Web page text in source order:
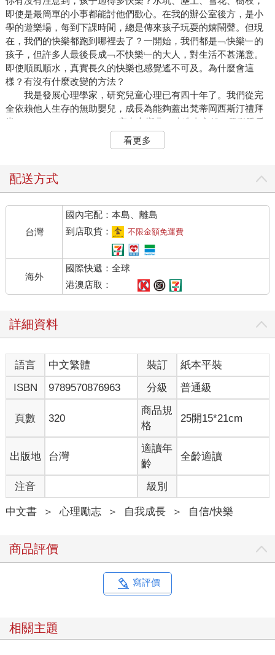
即使是最簡單的小事都能討他們歡心。在我的辦公室後方，是小
學的遊樂場，每到下課時間，總是傳來孩子玩耍的嬉鬧聲。但現
在，我們的快樂都跑到哪裡去了？一開始，我們都是﹁快樂﹂的
孩子，但許多人最後長成﹁不快樂﹂的大人，對生活不甚滿意。
即使順風順水，真實長久的快樂也感覺遙不可及。為什麼會這
樣？有沒有什麼改變的方法？
我是發展心理學家，研究兒童心理已有四十年了。我們從完
全依賴他人生存的無助嬰兒，成長為能夠蓋出梵蒂岡西斯汀禮拜
堂（The Sistine Chapel）、寫出交響曲、建造太空船、發動戰爭
的大人，這段過程令我非常著迷。我終生投入研究與教學工作，
啟發學生成為下一代科學家，這在我職涯大多數時光給了我很大
愈不快樂，他們對自己的學業表現也愈來愈焦慮，而且因為過度
妙的研究發現不那麼感興趣了，只在意怎麼衝高成績。我的教學
熱忱，也被這種只重成效、目標導向且讓愈來愈多人不快樂的評
分方法打敗了。當然，學生們追求學業成績的野心令人欽佩，但
這不該以快樂做為代價。此外，心理健康問題並不只發生在我的
學生身上，更籠罩著整個高等教育圈。升上大學很辛苦，我會知
道是因為我三十年前所做的第一篇有關快樂的研究，裡面就有提
到這點，但現在情況變得更糟了。學生正深受心理問題困擾，而
我得做點什麼。
psychology），該領域研究的是，如何透過簡單的儀式與活動來
提升心理健康，但我對此心存懷疑。我聽說「冥想」很有用，但
冥想來自東方宗教，而非經研究證實的科學。大眾媒體上有無數
文章探討怎麼過得快樂又成功，而這些在我來看都只治標不治
本。怎麼可能那麼輕鬆就變快樂？尤其機場書店充滿著許多資歷
存疑的「專家」寫的自助書籍。所以，即使正向心理學的效果全
都聽起來誇大且空洞，我仍願意再給它一次機會。
剛好，我發現耶魯大學（Yale University）資深心理學家和寄
麗．桑托斯（Laurie Santos）當時開了一門在耶魯大受歡迎的心
理健康課，叫做
「心理學與美好人生」（Psychology and Good Life）。她是我之
前在哈佛的學生，而總是慷慨無私的她，將她的筆記分享給了
我。我把這些筆記加上自己的見解，放進二○一八年布里斯托大學
（University of Bristol）試開的「快樂的科學」（The Science of
果開課第一天，教職員和學生加起來有超過五百人到場。更驚人
的是，這門試開且非正式授予學分的課程，只是每週午餐時間開
我的這門課是以「科學的方法」探討幸福與快樂，因此我在
課堂中討論了人類行為背後的大腦運作機制，而我的研究主題
證據的力量深具熱忱，想透過課程與學員（包含學生與教職員）
分享，所以我還加入了統計資料與實驗設計，來說明為什麼科學
看更多
配送方式
台灣
國內宅配：本島、離島
到店取貨：
不限金額免運費
海外
國際快遞：全球
港澳店取：
詳細資料
語言 中文繁體 裝訂
紙本平裝
ISBN
9789570876963 分級 普通級
頁數 320
商品規
格
25開15*21cm
出版地 台灣
適讀年
齡
全齡適讀
注音 級別
中文書 ＞ 心理勵志 ＞ 自我成長 ＞ 自信/快樂
商品評價
寫評價
相關主題